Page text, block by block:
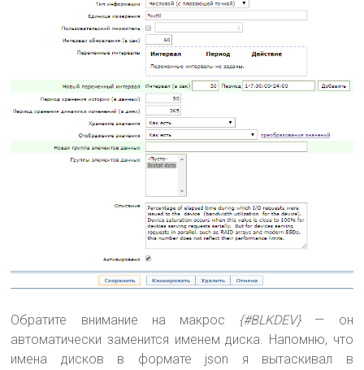
Обратите внимание на макрос {#BLKDEV}— он
автоматически заменится именем диска. Напомню, что
имена дисков в формате json я вытаскивал в